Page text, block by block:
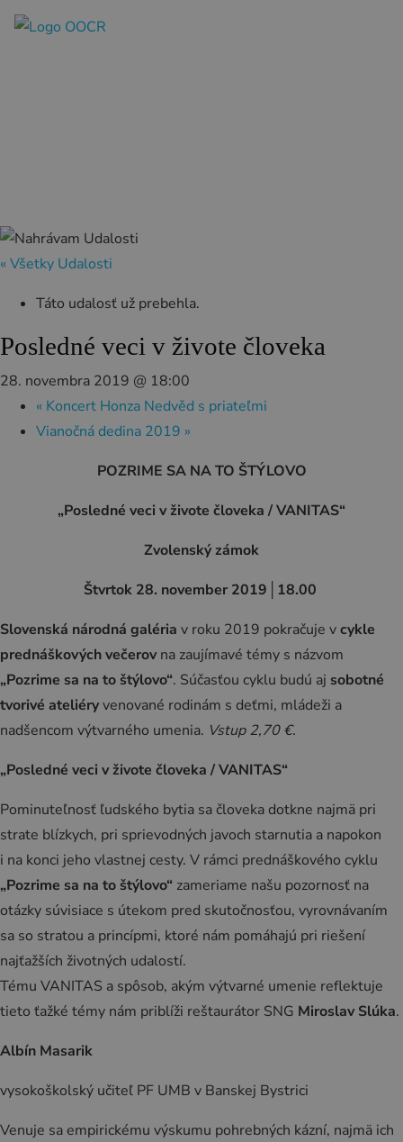
Zvolen
Kremnica
Krupina
Infocentrá
Zážitky
Relax a wellness
Šport a aktívny oddych
Zážitky na Strednom Slovensku
3 veci, ktoré ste o Kremnici pravdepodobne
nevedeli (a ako ju zažiť úplne inak!)
MÚZPAS = 8 kultúrnych zážitkov s 1 pasom
Riders Park Donovaly
Novinky a podujatia
Novinky
Kalendár podujatí
Blog
OOCR
Členovia
Kontakt
Zverejnené dokumenty
« Všetky Udalosti
Táto udalosť už prebehla.
Posledné veci v živote človeka
28. novembra 2019 @ 18:00
« Koncert Honza Nedvěd s priateľmi
Vianočná dedina 2019 »
POZRIME SA NA TO ŠTÝLOVO
„Posledné veci v živote človeka / VANITAS“
Zvolenský zámok
Štvrtok 28. november 2019│18.00
Slovenská národná galéria v roku 2019 pokračuje vcykle
prednáškových večerovna zaujímavé témy s názvom
„Pozrime sa na to štýlovo“. Súčasťou cyklu budú aj sobotné
tvorivé ateliéryvenované rodinám s deťmi, mládeži a
nadšencom výtvarného umenia. Vstup 2,70 €.
„Posledné veci v živote človeka / VANITAS“
Pominuteľnosť ľudského bytia sa človeka dotkne najmä pri
strate blízkych, pri sprievodných javoch starnutia a napokon
i na konci jeho vlastnej cesty. V rámci prednáškového cyklu
„Pozrime sa na to štýlovo“ zameriame našu pozornosť na
otázky súvisiace s útekom pred skutočnosťou, vyrovnávaním
sa so stratou a princípmi, ktoré nám pomáhajú pri riešení
najťažších životných udalostí.
Tému VANITAS a spôsob, akým výtvarné umenie reflektuje
tieto ťažké témy nám priblíži reštaurátor SNG Miroslav Slúka.
Albín Masarik
vysokoškolský učiteľ PF UMB v Banskej Bystrici
Venuje sa empirickému výskumu pohrebných kázní, najmä ich